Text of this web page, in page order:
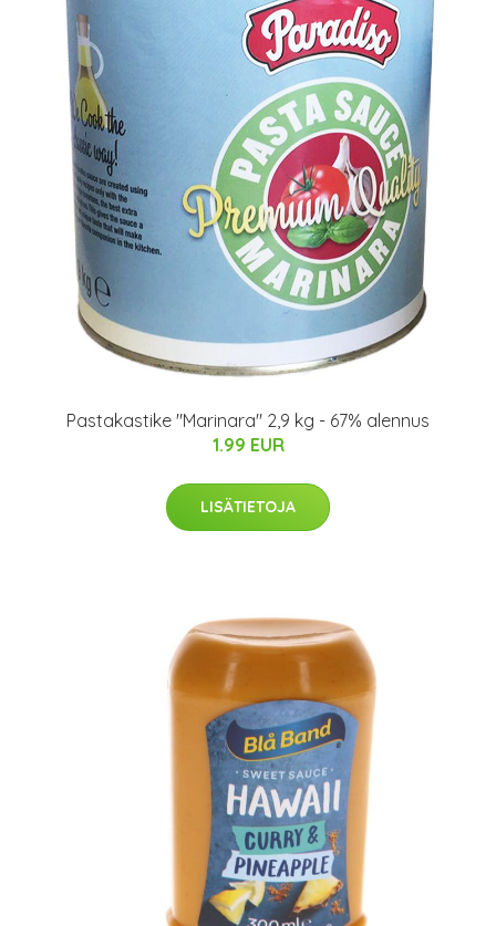
Pastakastike "Marinara" 2,9 kg - 67% alennus
1.99 EUR
LISÄTIETOJA